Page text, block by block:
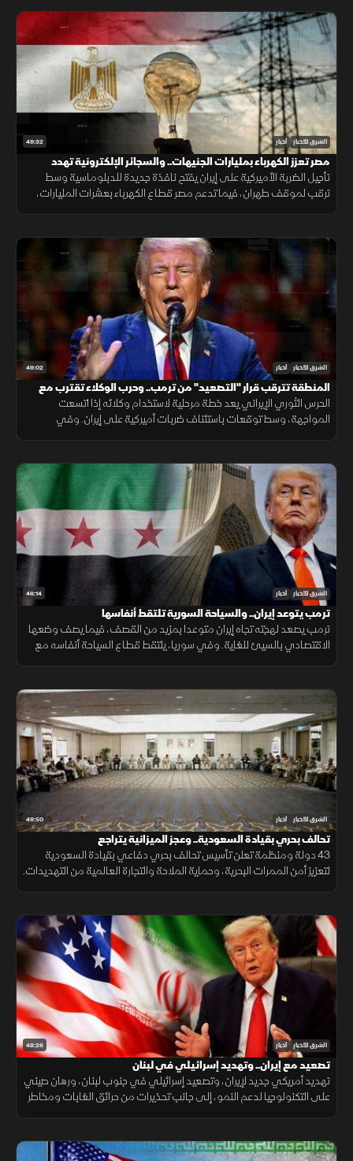
49:32 الشرق للأخبار أخبار
مصر تعزز الكهرباء بمليارات الجنيهات.. والسجائر الإلكترونية تهدد
المراهقين
تأجيل الضربة الأميركية على إيران يفتح نافذة جديدة للدبلوماسية وسط
ترقب لموقف طهران، فيما تدعم مصر قطاع الكهرباء بعشرات المليارات،
49:02 الشرق للأخبار أخبار
المنطقة تترقب قرار "التصعيد" من ترمب.. وحرب الوكلاء تقترب مع
اتساع المواجهة
الحرس الثوري الإيراني يعد خطة مرحلية لاستخدام وكلائه إذا اتسعت
المواجهة، وسط توقعات باستئناف ضربات أميركية على إيران. وفي
46:14 الشرق للأخبار أخبار
ترمب يتوعد إيران.. والسياحة السورية تلتقط أنفاسها
ترمب يصعد لهجته تجاه إيران متوعدا بمزيد من القصف، فيما يصف وضعها
الاقتصادي بالسيئ للغاية. وفي سوريا، يلتقط قطاع السياحة أنفاسه مع
49:50 الشرق للأخبار أخبار
تحالف بحري بقيادة السعودية.. وعجز الميزانية يتراجع
43 دولة ومنظمة تعلن تأسيس تحالف بحري دفاعي بقيادة السعودية
لتعزيز أمن الممرات البحرية، وحماية الملاحة والتجارة العالمية من التهديدات.
48:26 الشرق للأخبار أخبار
تصعيد مع إيران.. وتهديد إسرائيلي في لبنان
تهديد أمريكي جديد لإيران، وتصعيد إسرائيلي في جنوب لبنان، ورهان صيني
على التكنولوجيا لدعم النمو، إلى جانب تحذيرات من حرائق الغابات ومخاطر